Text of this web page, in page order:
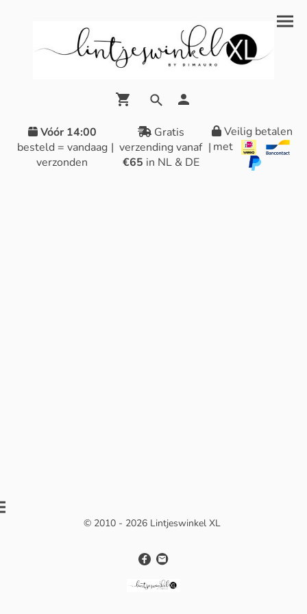
Vóór 14:00
besteld = vandaag
verzonden
|
Gratis
verzending vanaf
€65 in NL & DE
|
Veilig betalen
met
© 2010 - 2026 Lintjeswinkel XL